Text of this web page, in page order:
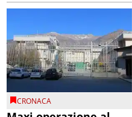
CRONACA